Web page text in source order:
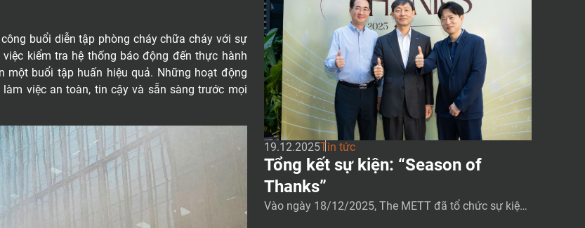
buổi diễn tập phòng cháy chữa cháy với sự
kiểm tra hệ thống báo động đến thực hành
một buổi tập huấn hiệu quả. Những hoạt động
việc an toàn, tin cậy và sẵn sàng trước mọi
19.12.2025Tin tức
Tổng kết sự kiện: “Season of
Thanks”
Vào ngày 18/12/2025, The METT đã tổ chức sự kiện